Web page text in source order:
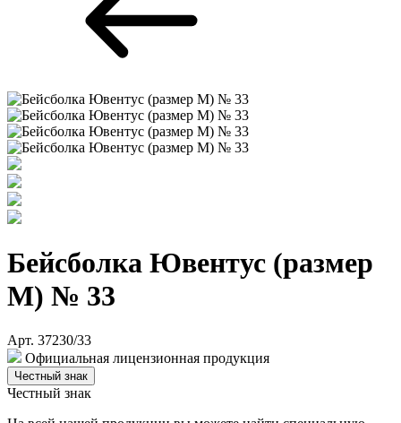
Бейсболка Ювентус (размер
M) № 33
Арт. 37230/33
Официальная лицензионная продукция
Честный знак
Честный знак